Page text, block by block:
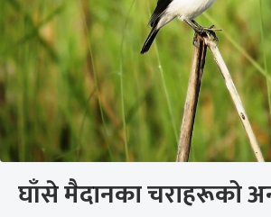
घाँसे मैदानका चराहरूको